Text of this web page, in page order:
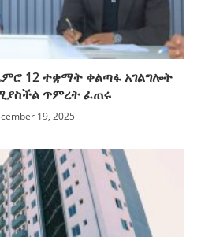
12 ተቋማት ቀልጣፋ አገልግሎት
ጥምረት ፈጠሩ
19, 2025